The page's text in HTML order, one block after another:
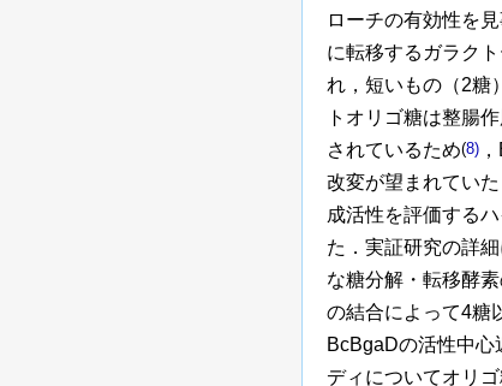
ローチの有効性を
に転移するガラク
れ，短いもの（2糖
トオリゴ糖は整腸
されているため(8)
改変が望まれてい
成活性を評価する
た．実証研究の詳
な糖分解・転移酵
の結合によって4糖
BcBgaDの活性中
ディについてオリ